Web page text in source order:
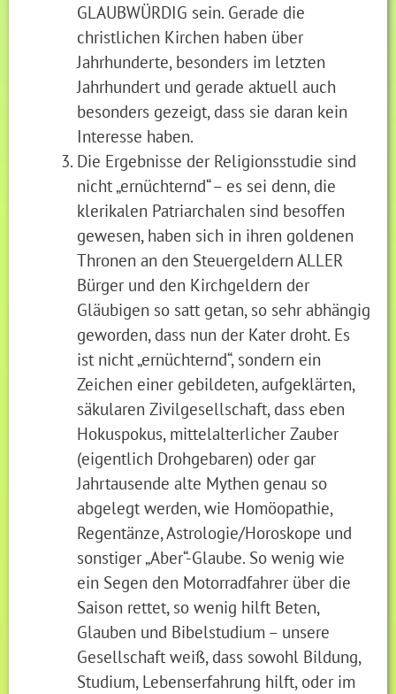
GLAUBWÜRDIG sein. Gerade die
christlichen Kirchen haben über
Jahrhunderte, besonders im letzten
Jahrhundert und gerade aktuell auch
besonders gezeigt, dass sie daran kein
Interesse haben.
Die Ergebnisse der Religionsstudie sind
nicht „ernüchternd“ – es sei denn, die
klerikalen Patriarchalen sind besoffen
gewesen, haben sich in ihren goldenen
Thronen an den Steuergeldern ALLER
Bürger und den Kirchgeldern der
Gläubigen so satt getan, so sehr abhängig
geworden, dass nun der Kater droht. Es
ist nicht „ernüchternd“, sondern ein
Zeichen einer gebildeten, aufgeklärten,
säkularen Zivilgesellschaft, dass eben
Hokuspokus, mittelalterlicher Zauber
(eigentlich Drohgebaren) oder gar
Jahrtausende alte Mythen genau so
abgelegt werden, wie Homöopathie,
Regentänze, Astrologie/Horoskope und
sonstiger „Aber“-Glaube. So wenig wie
ein Segen den Motorradfahrer über die
Saison rettet, so wenig hilft Beten,
Glauben und Bibelstudium – unsere
Gesellschaft weiß, dass sowohl Bildung,
Studium, Lebenserfahrung hilft, oder im